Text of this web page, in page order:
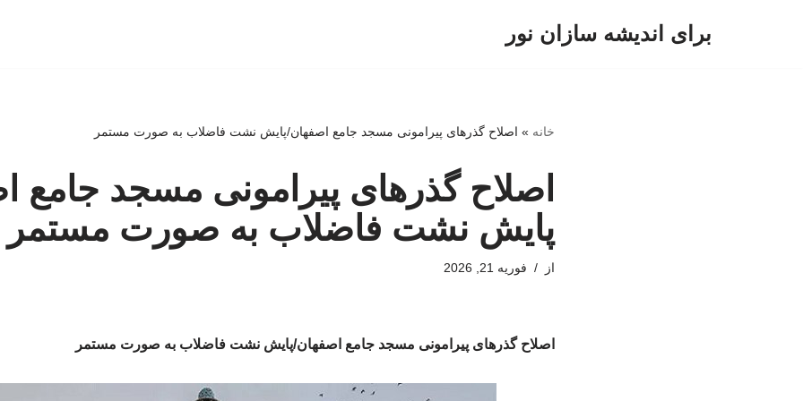
برای اندیشه سازان نور
خانه » اصلاح گذرهای پیرامونی مسجد جامع اصفهان/پایش نشت فاضلاب به صورت مستمر
اصلاح گذرهای پیرامونی مسجد جامع
پایش نشت فاضلاب به صورت مستمر
از فوریه 21, 2026
اصلاح گذرهای پیرامونی مسجد جامع اصفهان/پایش نشت فاضلاب به صورت مستمر